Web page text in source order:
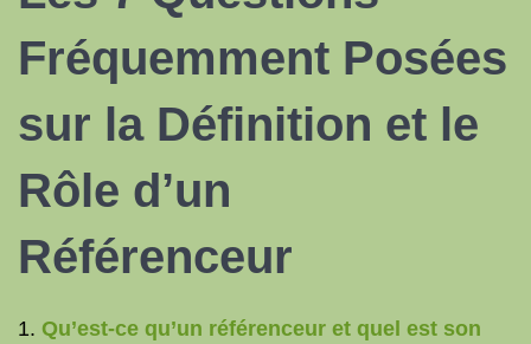
Fréquemment Posées
sur la Définition et le
Rôle d’un
Référenceur
Qu’est-ce qu’un référenceur et quel est son